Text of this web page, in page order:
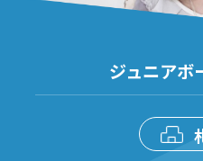
ジュニアボ